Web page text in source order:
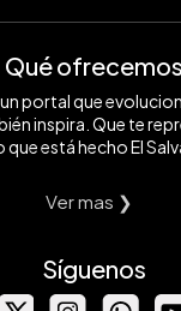
Qué ofrecemos
portal que
inspira. Que te
que está hecho El
Ver mas ❯
Síguenos